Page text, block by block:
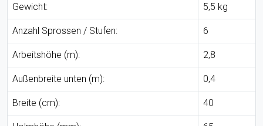
Gewicht: 5,5 kg
Anzahl Sprossen / Stufen: 6
Arbeitshöhe (m): 2,8
Außenbreite unten (m): 0,4
Breite (cm): 40